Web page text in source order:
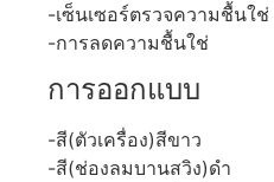
-เซ็นเซอร์ตรวจความชื้นใช่
-การลดความชื้นใช่
การออกแบบ
-สี(ตัวเครื่อง)สีขาว
-สี(ช่องลมบานสวิง)ดำ